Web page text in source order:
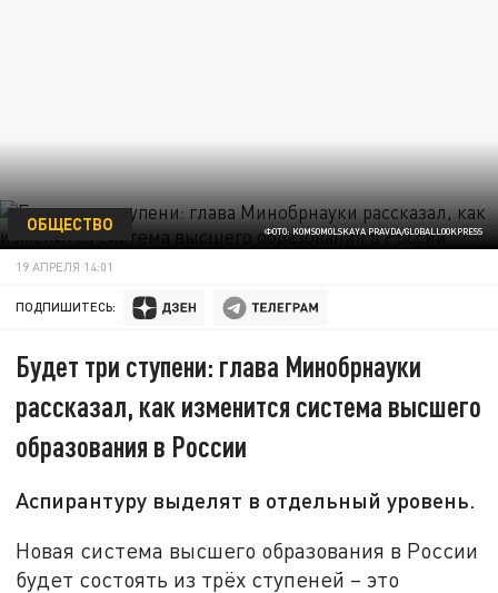
ФОТО: KOMSOMOLSKAYA PRAVDA/GLOBALLOOKPRESS
ОБЩЕСТВО
19 АПРЕЛЯ 14:01
ПОДПИШИТЕСЬ:
Будет три ступени: глава Минобрнауки
рассказал, как изменится система высшего
образования в России
Аспирантуру выделят в отдельный уровень.
Новая система высшего образования в России
будет состоять из трёх ступеней – это